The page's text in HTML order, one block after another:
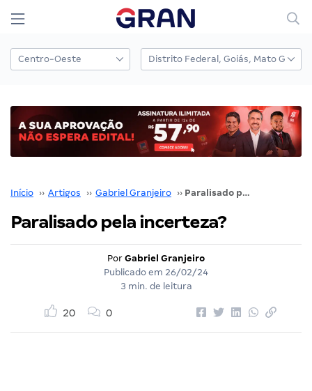
Início ›› Artigos ›› Gabriel Granjeiro ›› Paralisado pela incerteza?
Paralisado pela incerteza?
Por Gabriel Granjeiro
Publicado em 26/02/24
3 min. de leitura
20 0